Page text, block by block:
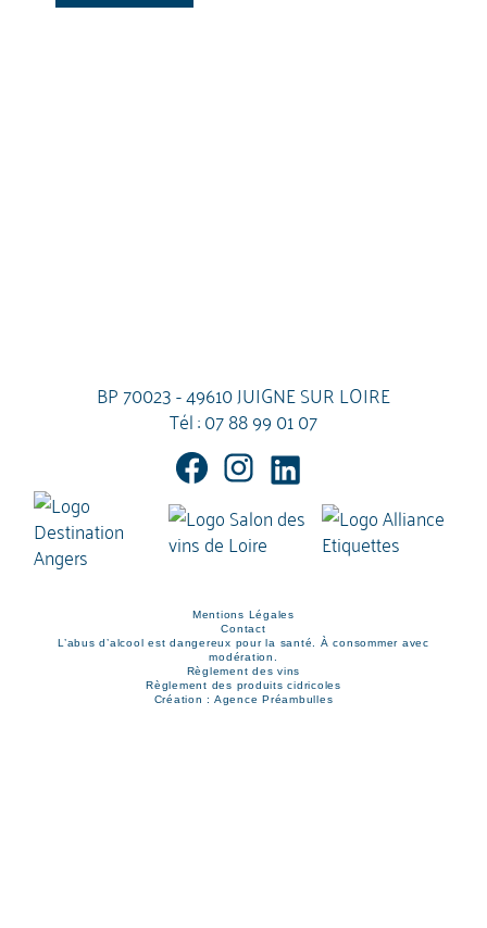
BP 70023 - 49610 JUIGNE SUR LOIRE
Tél :07 88 99 01 07
Mentions Légales
Contact
L’abus d’alcool est dangereux pour la santé. À consommer avec
modération.
Règlement des vins
Règlement des produits cidricoles
Création : Agence Préambulles